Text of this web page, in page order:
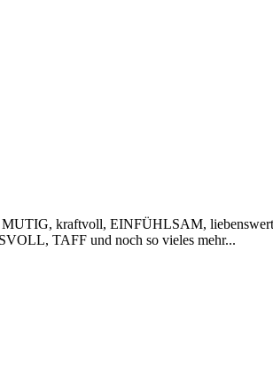
kraftvoll, EINFÜHLSAM,
TAFF und noch so vieles mehr...